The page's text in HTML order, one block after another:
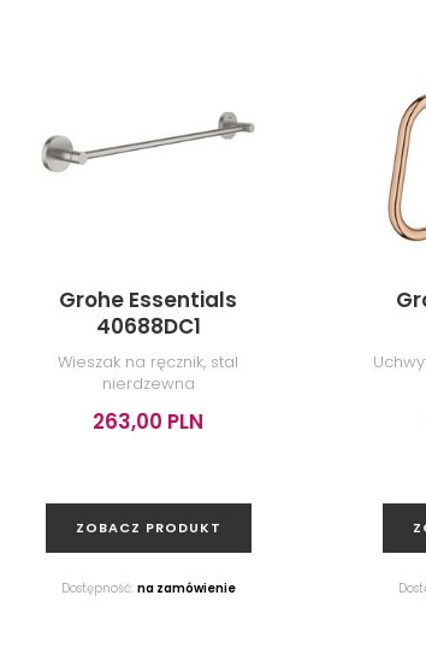
Grohe Essentials
40688DC1
Wieszak na ręcznik, stal
nierdzewna
263,00 PLN
ZOBACZ PRODUKT
Dostępność: na zamówienie